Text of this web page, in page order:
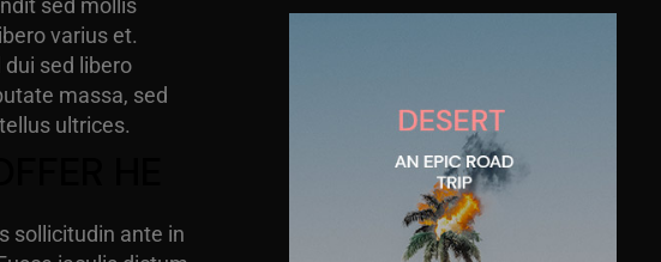
sed mollis
varius et.
sed libero
massa, sed
ultrices.
sollicitudin ante in